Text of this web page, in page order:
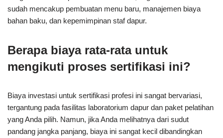
sudah mencakup pembuatan menu baru, manajemen biaya
bahan baku, dan kepemimpinan staf dapur.
Berapa biaya rata-rata untuk
mengikuti proses sertifikasi ini?
Biaya investasi untuk sertifikasi profesi ini sangat bervariasi,
tergantung pada fasilitas laboratorium dapur dan paket pelatihan
yang Anda pilih. Namun, jika Anda melihatnya dari sudut
pandang jangka panjang, biaya ini sangat kecil dibandingkan